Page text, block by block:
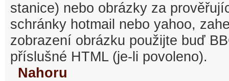
stanice) nebo obrázky za
schránky hotmail nebo yahoo,
zobrazení obrázku použijte buď
příslušné HTML (je-li povoleno).
Nahoru